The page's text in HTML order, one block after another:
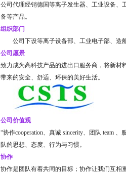
公司代理经销德国等离子发生器、工业设备、
备等产品。
组织部门
公司下设等离子设备部、工业电子部、造
公司愿景
致力成为高科技产品的进出口服务商，将新材
带来的安全、舒适、环保的美好生活。
公司价值观
“协作cooperation、真诚 sincerity、团队 team
队的思想、态度、行为与习惯。
协作
协作是团队有着共同的目标；协作让我们互相